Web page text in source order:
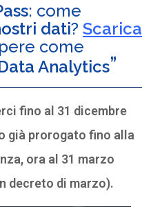
: come
dati? Scarica
come
Analytics
fino al 31 dicembre
già prorogato fino alla
ora al 31 marzo
decreto di marzo).